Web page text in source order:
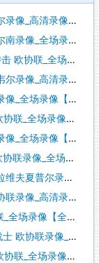
录像【全场回放】
录像【全场回放】
录像【全场回放】
录像【全场回放】
像【高清回放】
像【全场回放】
像【高清回放】
录像【视频集锦】
清录像【全场回放】
录像【全场回放】
像【全场回放】
录像【全场回放】
像【视频集锦】